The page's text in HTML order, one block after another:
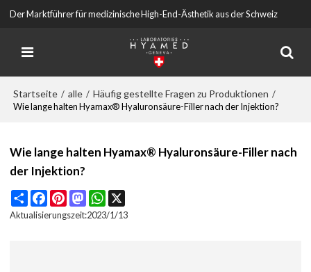
Der Marktführer für medizinische High-End-Ästhetik aus der Schweiz
Startseite / alle / Häufig gestellte Fragen zu Produktionen /
Wie lange halten Hyamax® Hyaluronsäure-Filler nach der Injektion?
Wie lange halten Hyamax® Hyaluronsäure-Filler nach
der Injektion?
Share FacebookPinterestMastodonWhatsApp
Aktualisierungszeit:2023/1/13